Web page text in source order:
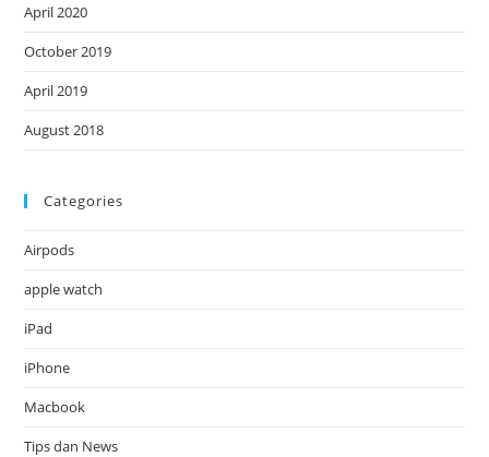
April 2020
October 2019
April 2019
August 2018
Categories
Airpods
apple watch
iPad
iPhone
Macbook
Tips dan News